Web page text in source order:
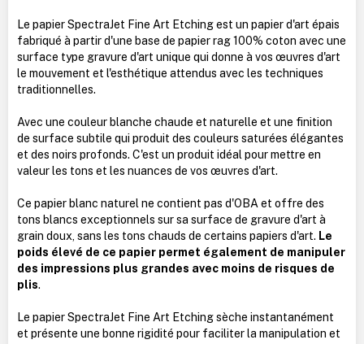
Le papier SpectraJet Fine Art Etching est un papier d'art épais
fabriqué à partir d'une base de papier rag 100% coton avec une
surface type gravure d'art unique qui donne à vos œuvres d'art
le mouvement et l'esthétique attendus avec les techniques
traditionnelles.
Avec une couleur blanche chaude et naturelle et une finition
de surface subtile qui produit des couleurs saturées élégantes
et des noirs profonds. C'est un produit idéal pour mettre en
valeur les tons et les nuances de vos œuvres d'art.
Ce papier blanc naturel ne contient pas d'OBA et offre des
tons blancs exceptionnels sur sa surface de gravure d'art à
grain doux, sans les tons chauds de certains papiers d'art. Le
poids élevé de ce papier permet également de manipuler
des impressions plus grandes avec moins de risques de
plis.
Le papier SpectraJet Fine Art Etching sèche instantanément
et présente une bonne rigidité pour faciliter la manipulation et